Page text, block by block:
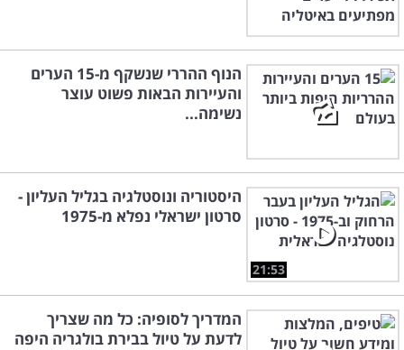
הנוף ההררי שנשקף מ-15 הערים
והעיירות הבאות פשוט עוצר
נשימה...
21:53
היסטוריה ונוסטלגיה בגליל העליון -
סרטון ישראלי נפלא מ-1975
המדריך לסופיה: כל מה שצריך
לדעת על טיול בבירת בולגריה היפה